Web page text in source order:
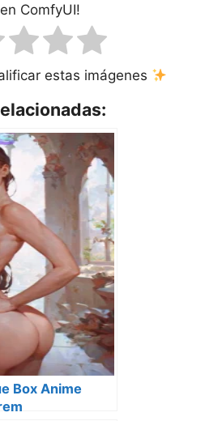
ComfyUI!
estas imágenes
Box Anime